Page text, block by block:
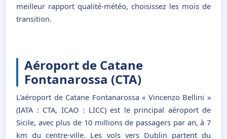
meilleur rapport qualité-météo, choisissez les mois de
transition.
Aéroport de Catane
Fontanarossa (CTA)
L'aéroport de Catane Fontanarossa « Vincenzo Bellini »
(IATA : CTA, ICAO : LICC) est le principal aéroport de
Sicile, avec plus de 10 millions de passagers par an, à 7
km du centre-ville. Les vols vers Dublin partent du